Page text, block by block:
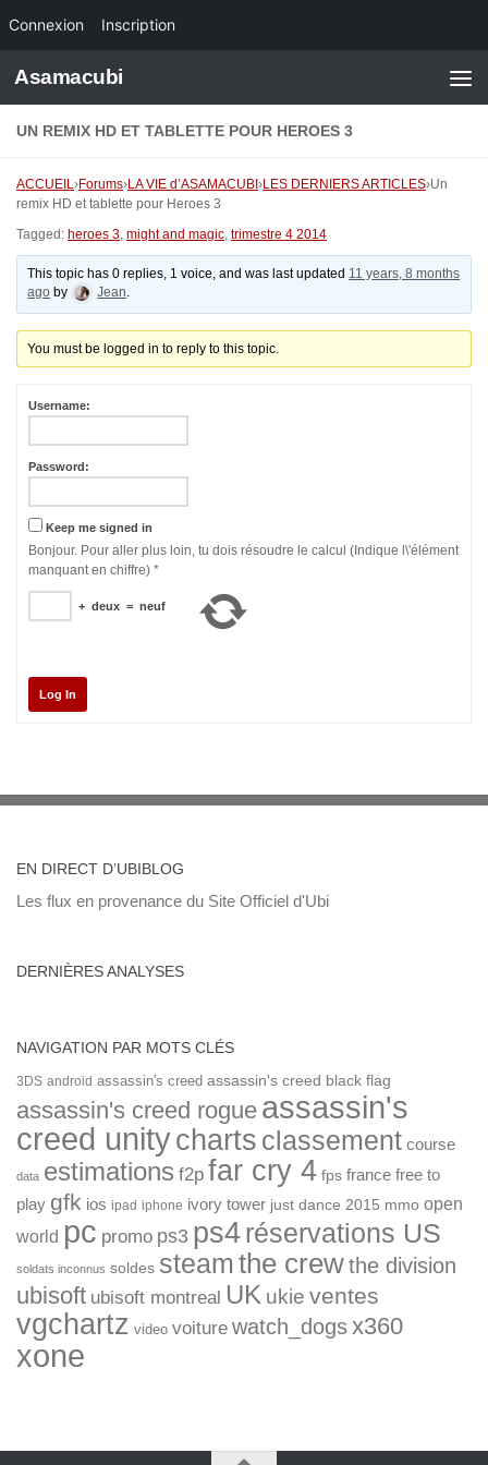
Connexion Inscription
Skip to content
Asamacubi
UN REMIX HD ET TABLETTE POUR HEROES 3
ACCUEIL›Forums›LA VIE d’ASAMACUBI ›LES DERNIERS ARTICLES›Un
remix HD et tablette pour Heroes 3
Tagged: heroes 3, might and magic, trimestre 4 2014
This topic has 0 replies, 1 voice, and was last updated 11 years, 8 months
ago by Jean.
You must be logged in to reply to this topic.
Username:
Password:
Keep me signed in
Bonjour. Pour aller plus loin, tu dois résoudre le calcul (Indique l\'élément
manquant en chiffre) *
+ deux = neuf
Log In
EN DIRECT D’UBIBLOG
Les flux en provenance du Site Officiel d'Ubi
DERNIÈRES ANALYSES
NAVIGATION PAR MOTS CLÉS
3DS android assassin's creed assassin's creed black flag
assassin's creed rogue assassin's
creed unitycharts classement course
data estimations f2p far cry 4 fps france free to
play gfk ios ipad iphone ivory tower just dance 2015 mmo open
world pc promo ps3 ps4réservations US
soldats inconnus soldes steamthe crewthe division
ubisoft ubisoft montreal UK ukie ventes
vgchartz video voiture watch_dogsx360
xone